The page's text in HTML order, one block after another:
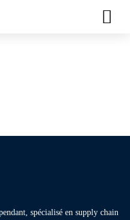
spécialisé en supply chain